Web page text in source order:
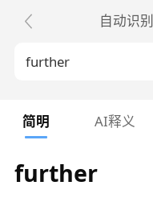
自动识别
简明 AI释义
further